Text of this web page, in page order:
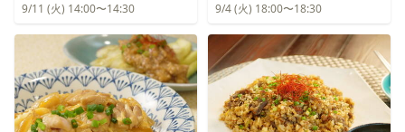
9/11 (火) 14:00〜14:30 9/4 (火) 18:00〜18:30